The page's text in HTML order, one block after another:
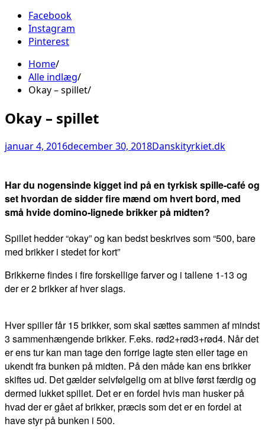
Facebook
Instagram
Pinterest
Home
Alle indlæg
Okay – spillet
Okay – spillet
januar 4, 2016december 30, 2018Danskityrkiet.dk
Har du nogensinde kigget ind på en tyrkisk spille-café og
set hvordan de sidder fire mænd om hvert bord, med
små hvide domino-lignede brikker på midten?
Spillet hedder “okay” og kan bedst beskrives som “500, bare
med brikker i stedet for kort”
Brikkerne findes i fire forskellige farver og i tallene 1-13 og
der er 2 brikker af hver slags.
Hver spiller får 15 brikker, som skal sættes sammen af mindst
3 sammenhængende brikker. F.eks. rød2+rød3+rød4. Når det
er ens tur kan man tage den forrige lagte sten eller tage en
ukendt fra bunken på midten. På den måde kan ens brikker
skiftes ud. Det gælder selvfølgelig om at blive først færdig og
dermed lukket spillet. Det er en fordel hvis man husker på
hvad der er gået af brikker, præcis som det er en fordel at
have styr på bunken i 500.